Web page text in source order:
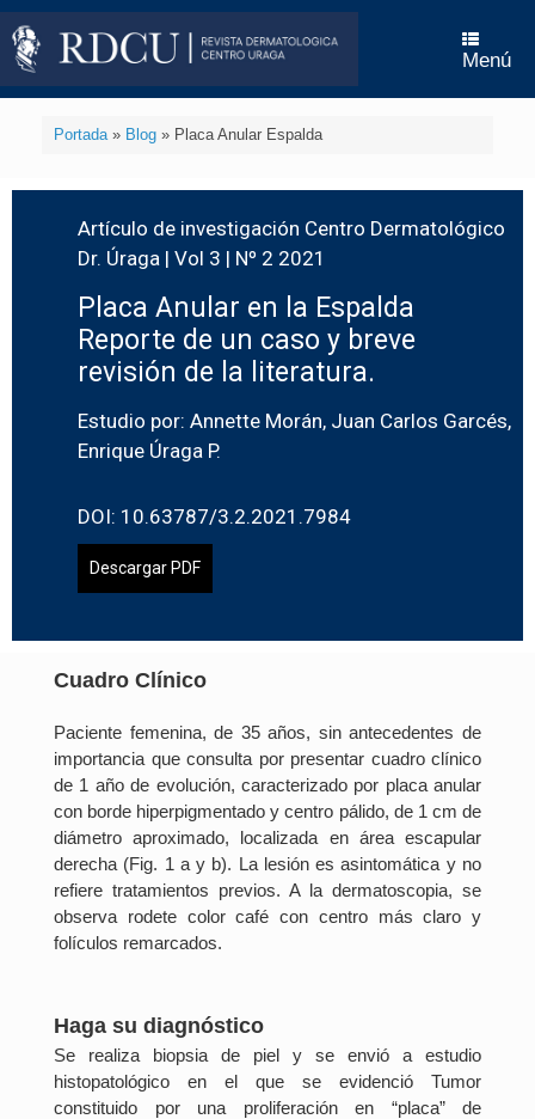
Menú
Portada» Blog» Placa Anular Espalda
Artículo de investigación Centro Dermatológico
Dr. Úraga | Vol 3 | Nº 2 2021
Placa Anular en la Espalda
Reporte de un caso y breve
revisión de la literatura.
Estudio por: Annette Morán, Juan Carlos Garcés,
Enrique Úraga P.
DOI: 10.63787/3.2.2021.7984
Descargar PDF
Cuadro Clínico
Paciente femenina, de 35 años, sin antecedentes de
importancia que consulta por presentar cuadro clínico
de 1 año de evolución, caracterizado por placa anular
con borde hiperpigmentado y centro pálido, de 1 cm de
diámetro aproximado, localizada en área escapular
derecha (Fig. 1 a y b). La lesión es asintomática y no
refiere tratamientos previos. A la dermatoscopia, se
observa rodete color café con centro más claro y
folículos remarcados.
Haga su diagnóstico
Se realiza biopsia de piel y se envió a estudio
histopatológico en el que se evidenció Tumor
constituido por una proliferación en “placa” de